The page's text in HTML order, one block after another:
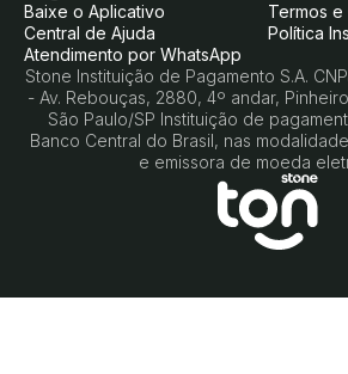
Baixe o Aplicativo
Central de Ajuda
Atendimento por WhatsApp
Termos
Política
Stone Instituição de Pagamento S.A.
- Av. Rebouças, 2880, 4º andar,
São Paulo/SP Instituição de
Banco Central do Brasil, nas
e emissora de moeda